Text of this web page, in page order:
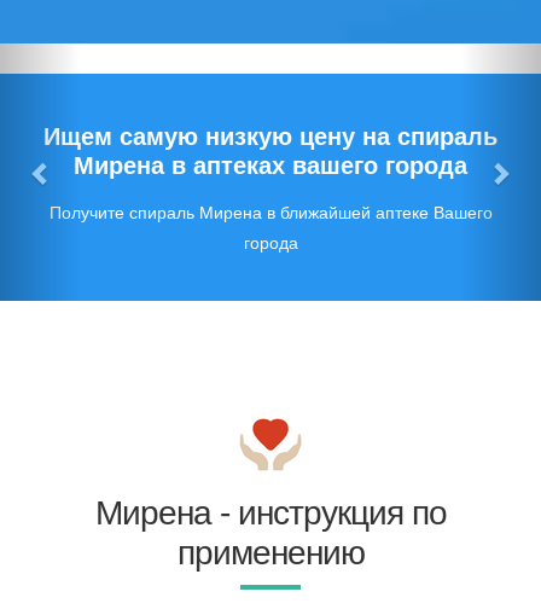
Ищем самую низкую цену на спираль
Мирена в аптеках вашего города
Получите спираль Мирена в ближайшей аптеке Вашего
города
Мирена - инструкция по
применению